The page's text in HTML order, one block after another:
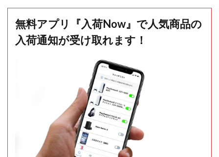
無料アプリ『入荷Now』で人気商品の
入荷通知が受け取れます！